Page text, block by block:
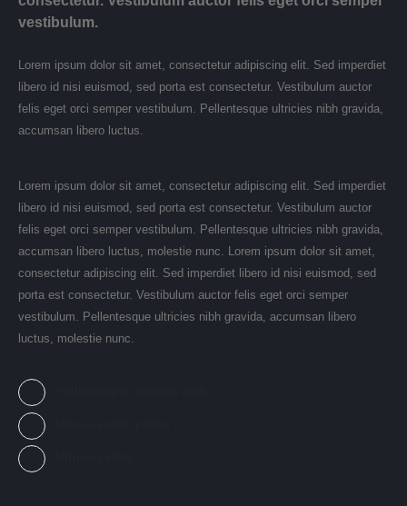
vestibulum.
Lorem ipsum dolor sit amet, consectetur adipiscing elit. Sed imperdiet
libero id nisi euismod, sed porta est consectetur. Vestibulum auctor
felis eget orci semper vestibulum. Pellentesque ultricies nibh gravida,
accumsan libero luctus.
Lorem ipsum dolor sit amet, consectetur adipiscing elit. Sed imperdiet
libero id nisi euismod, sed porta est consectetur. Vestibulum auctor
felis eget orci semper vestibulum. Pellentesque ultricies nibh gravida,
accumsan libero luctus, molestie nunc. Lorem ipsum dolor sit amet,
consectetur adipiscing elit. Sed imperdiet libero id nisi euismod, sed
porta est consectetur. Vestibulum auctor felis eget orci semper
vestibulum. Pellentesque ultricies nibh gravida, accumsan libero
luctus, molestie nunc.